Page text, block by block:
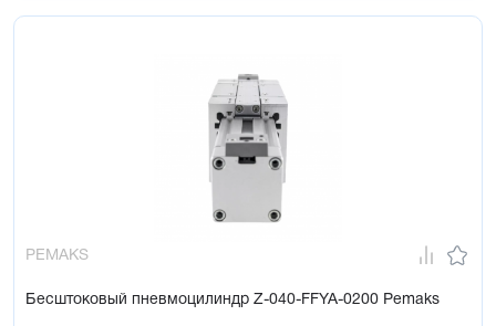
PEMAKS
Бесштоковый пневмоцилиндр Z-040-FFYA-0200 Pemaks